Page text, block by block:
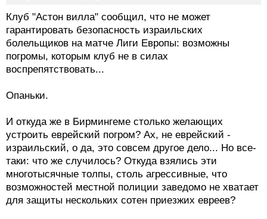
Клуб "Астон вилла" сообщил, что не может
гарантировать безопасность израильских
болельщиков на матче Лиги Европы: возможны
погромы, которым клуб не в силах
воспрепятствовать...
Опаньки.
И откуда же в Бирмингеме столько желающих
устроить еврейский погром? Ах, не еврейский -
израильский, о да, это совсем другое дело... Но все-
таки: что же случилось? Откуда взялись эти
многотысячные толпы, столь агрессивные, что
возможностей местной полиции заведомо не хватает
для защиты нескольких сотен приезжих евреев?